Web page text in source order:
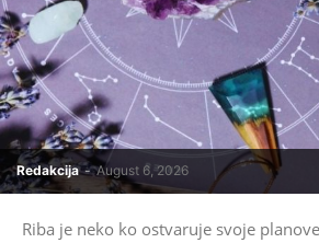
Redakcija - August 6, 2026
Riba je neko ko ostvaruje svoje